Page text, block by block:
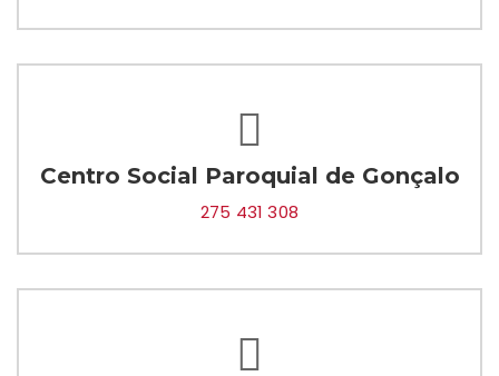
Centro Social Paroquial de Gonçalo
275 431 308